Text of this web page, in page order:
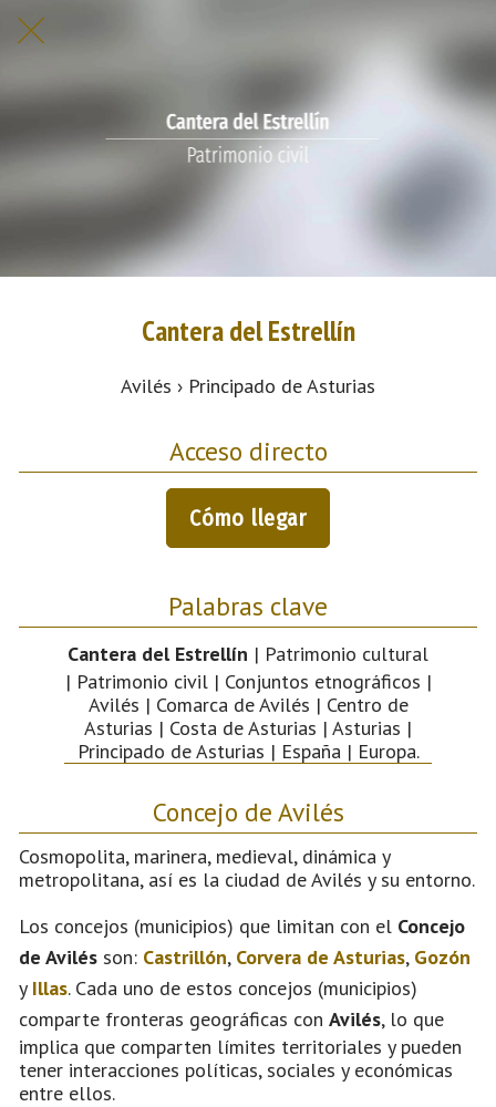
Cantera del Estrellín
Avilés › Principado de Asturias
Acceso directo
Cómo llegar
Palabras clave
Cantera del Estrellín | Patrimonio cultural
| Patrimonio civil | Conjuntos etnográficos |
Avilés | Comarca de Avilés | Centro de
Asturias | Costa de Asturias | Asturias |
Principado de Asturias | España | Europa.
Concejo de Avilés
Cosmopolita, marinera, medieval, dinámica y
metropolitana, así es la ciudad de Avilés y su entorno.
Los concejos (municipios) que limitan con el Concejo
de Avilés son: Castrillón, Corvera de Asturias, Gozón
y Illas. Cada uno de estos concejos (municipios)
comparte fronteras geográficas con Avilés, lo que
implica que comparten límites territoriales y pueden
tener interacciones políticas, sociales y económicas
entre ellos.